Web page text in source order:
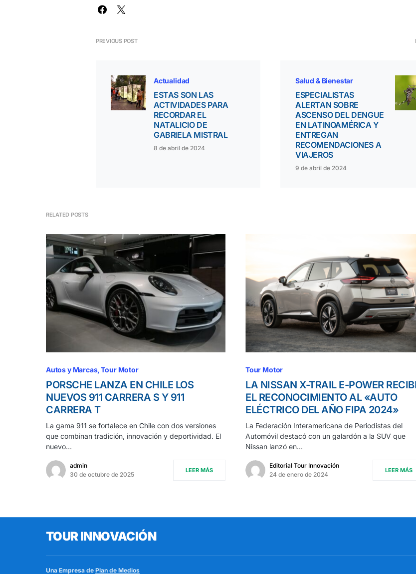
PREVIOUS POST
Actualidad
ESTAS SON LAS
ACTIVIDADES PARA
RECORDAR EL
NATALICIO DE
GABRIELA MISTRAL
8 de abril de 2024
Salud & Bienestar
ESPECIALISTAS
ALERTAN SOBRE
ASCENSO DEL DENGUE
EN LATINOAMÉRICA Y
ENTREGAN
RECOMENDACIONES A
VIAJEROS
9 de abril de 2024
RELATED POSTS
Autos y Marcas Tour Motor
PORSCHE LANZA EN CHILE LOS
NUEVOS 911 CARRERA S Y 911
CARRERA T
La gama 911 se fortalece en Chile con dos versiones
que combinan tradición, innovación y deportividad. El
nuevo…
admin
30 de octubre de 2025
LEER MÁS
Tour Motor
LA NISSAN X-TRAIL E-POWER
EL RECONOCIMIENTO AL «AUTO
ELÉCTRICO DEL AÑO FIPA 2024»
La Federación Interamericana de Periodistas del
Automóvil destacó con un galardón a la SUV que
Nissan lanzó en…
Editorial Tour Innovación
24 de enero de 2024
LEER MÁS
TOUR INNOVACIÓN
Una Empresa de Plan de Medios